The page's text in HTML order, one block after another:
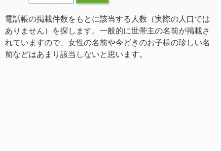
電話帳の掲載件数をもとに該当する人数（実際の人口では
ありません）を探します。一般的に世帯主の名前が掲載さ
れていますので、女性の名前や今どきのお子様の珍しい名
前などはあまり該当しないと思います。